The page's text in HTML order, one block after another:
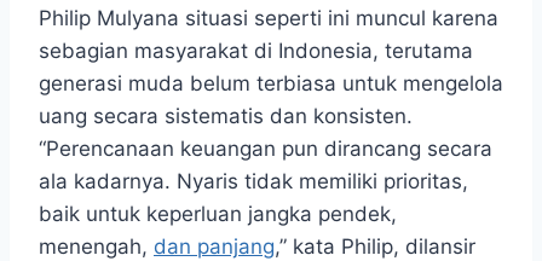
Philip Mulyana situasi seperti ini muncul karena
sebagian masyarakat di Indonesia, terutama
generasi muda belum terbiasa untuk mengelola
uang secara sistematis dan konsisten.
“Perencanaan keuangan pun dirancang secara
ala kadarnya. Nyaris tidak memiliki prioritas,
baik untuk keperluan jangka pendek,
menengah, dan panjang,” kata Philip, dilansir